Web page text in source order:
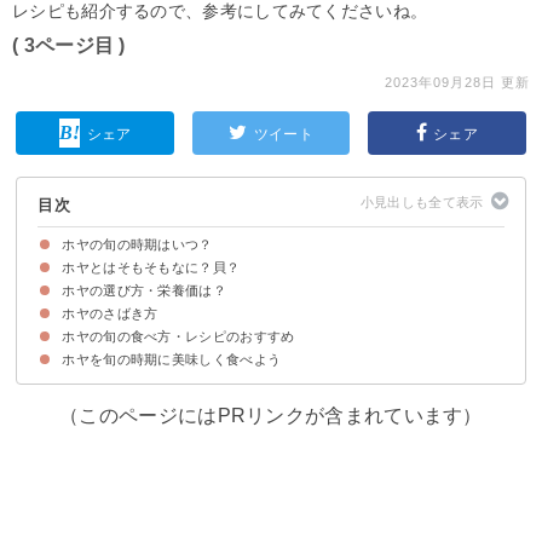
レシピも紹介するので、参考にしてみてくださいね。
( 3ページ目 )
2023年09月28日 更新
シェア ツイート シェア
目次
ホヤの旬の時期はいつ？
ホヤの旬の時期・季節は夏（5月〜8月）
ホヤの主産地・生産量
ホヤとはそもそもなに？貝？
ホヤは貝ではない
ホヤは真ホヤと赤ホヤの2種類
ホヤの名前の由来
ホヤの選び方・栄養価は？
ホヤの選び方のポイント
ホヤの栄養価
ホヤのさばき方
ホヤの旬の食べ方・レシピのおすすめ
①酢の物
②刺身
③天ぷら
ホヤを旬の時期に美味しく食べよう
（このページにはPRリンクが含まれています）